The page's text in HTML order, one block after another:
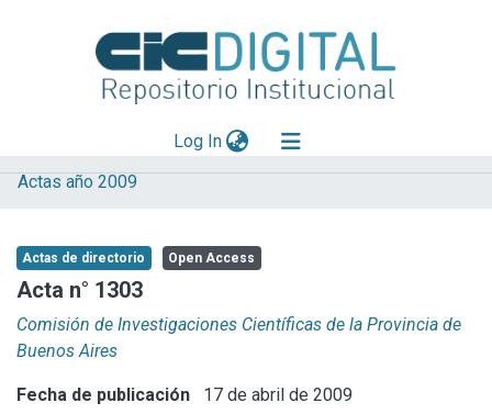
Log In(current)
Explorar
Aportar material
Statistics
Actas año 2009
Actas de directorio Open Access
Acta n° 1303
Comisión de Investigaciones Científicas de la Provincia de
Buenos Aires
Fecha de publicación 17 de abril de 2009